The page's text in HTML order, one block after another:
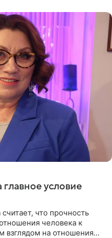
главное условие
что прочность
человека к
на отношения